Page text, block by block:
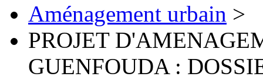
Aménagement urbain >
PROJET
GUENFOUDA :